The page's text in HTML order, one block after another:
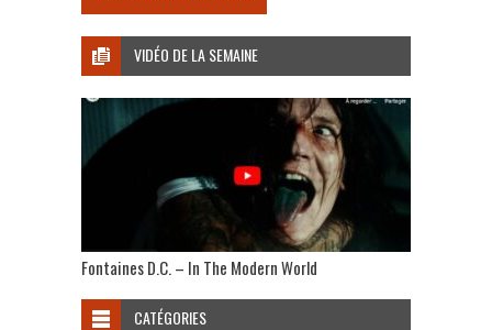
VIDÉO DE LA SEMAINE
Fontaines D.C. – In The Modern World
CATÉGORIES